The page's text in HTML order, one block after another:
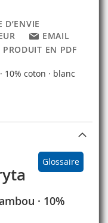
EMAIL
PRODUIT EN PDF
10% coton · blanc
Glossaire
· 10%